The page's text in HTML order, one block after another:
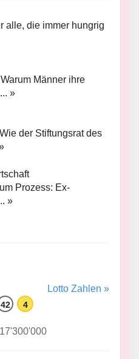
alle, die immer hungrig
Männer ihre
»
der Stiftungsrat des
Prozess: Ex-
»
Lotto Zahlen »
42 4